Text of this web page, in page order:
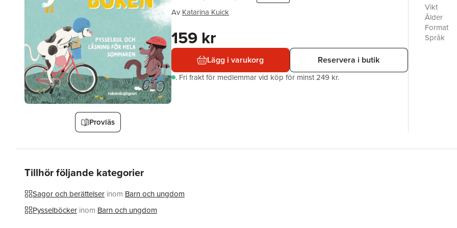
Provläs
Av Katarina Kuick
159 kr
Lägg i varukorg Reservera i butik
. Fri frakt för medlemmar vid köp för minst 249 kr.
på
Sund.
Vikt
Ålder
Format
Språk
Tillhör följande kategorier
Sagor och berättelser inom Barn och ungdom
Pysselböcker inom Barn och ungdom